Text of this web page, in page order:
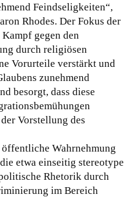
Feindseligkeiten“,
Rhodes. Der Fokus der
gegen den
durch religiösen
Vorurteile verstärkt und
zunehmend
besorgt, dass diese
Vorstellung des
Wahrnehmung
etwa einseitig stereotype
Rhetorik durch
im Bereich